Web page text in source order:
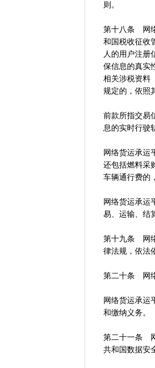
则。
第十八条 网
和国税收征收
人的用户注册
保信息的真实
相关涉税资料
规定的，依照
前款所指交易
息的实时行驶
网络货运承运
还包括燃料采
车辆通行费的
网络货运承运
易、运输、结
第十九条 网
律法规，依法
第二十条 网
网络货运承运
和缴纳义务。
第二十一条
共和国数据安